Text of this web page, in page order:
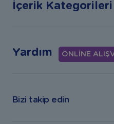
İçerik Kategorileri
Yardım ONLİNE
Bizi takip edin